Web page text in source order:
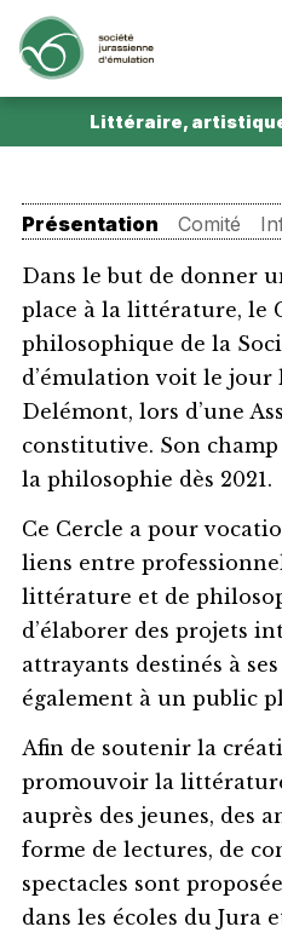
Littéraire,
Présentation Comité
Dans le but de donner
place à la littérature, le
philosophique de la
d’émulation voit le jour
Delémont, lors d’une
constitutive. Son champ
la philosophie dès 2021.
Ce Cercle a pour
liens entre
littérature et de
d’élaborer des projets
attrayants destinés à
également à un public
Afin de soutenir la
promouvoir la
auprès des jeunes, des
forme de lectures, de
spectacles sont
dans les écoles du Jura